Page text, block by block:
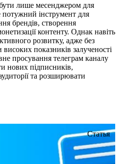
лише месенджером для
потужний інструмент для
брендів, створення
контенту. Однак навіть
розвитку, адже без
високих показників залученості
просування телеграм каналу
нових підписників,
та розширювати
Статья